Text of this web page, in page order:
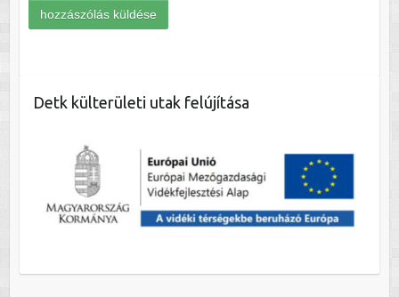
Detk külterületi utak felújítása